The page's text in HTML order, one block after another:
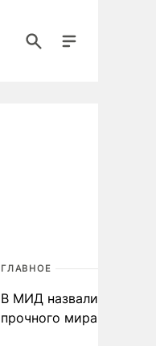
ГЛАВНОЕ
В МИД назвали условия
прочного мира на